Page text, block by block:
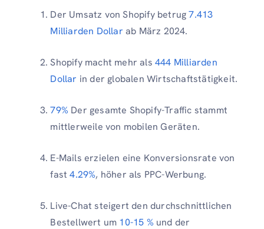
Der Umsatz von Shopify betrug7.413
Milliarden Dollar ab März 2024.
Shopify macht mehr als 444 Milliarden
Dollar in der globalen Wirtschaftstätigkeit.
79% Der gesamte Shopify-Traffic stammt
mittlerweile von mobilen Geräten.
E-Mails erzielen eine Konversionsrate von
fast 4.29%, höher als PPC-Werbung.
Live-Chat steigert den durchschnittlichen
Bestellwert um 10-15 % und der